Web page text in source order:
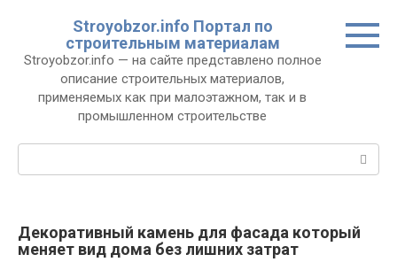
Stroyobzor.info Портал по
строительным материалам
Stroyobzor.info — на сайте представлено полное
описание строительных материалов,
применяемых как при малоэтажном, так и в
промышленном строительстве
Поиск:
Декоративный камень для фасада который
меняет вид дома без лишних затрат